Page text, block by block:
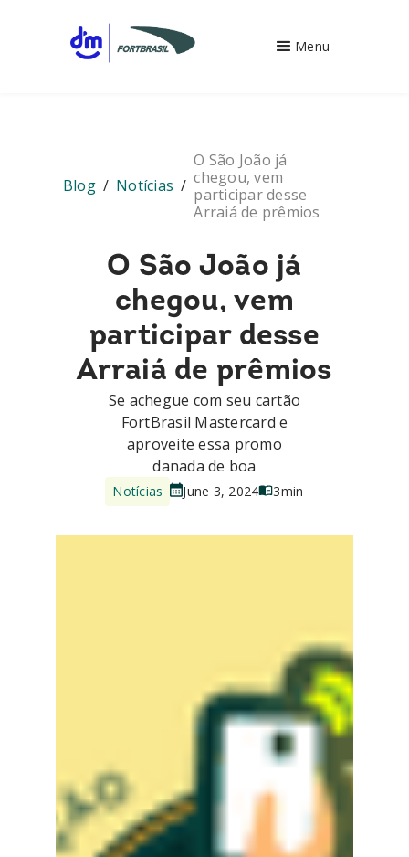
Menu
Blog / Notícias /
O São João já
chegou, vem
participar desse
Arraiá de prêmios
O São João já
chegou, vem
participar desse
Arraiá de prêmios
Se achegue com seu cartão
FortBrasil Mastercard e
aproveite essa promo
danada de boa
Notícias June 3, 2024 3min